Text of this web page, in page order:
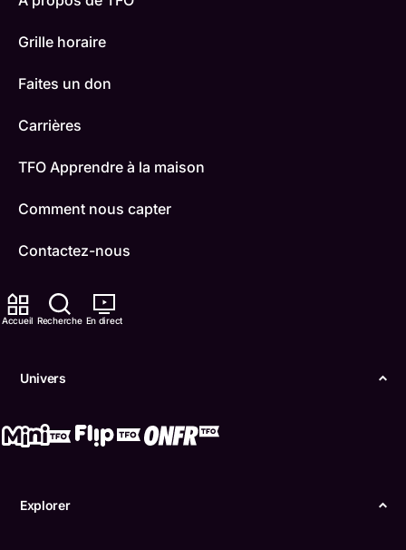
Accueil Recherche En direct
Univers
Explorer
Grille horaire
Faites un don
Carrières
TFO Apprendre à la maison
Comment nous capter
Contactez-nous
ONFR
Boukili
Confidentialité